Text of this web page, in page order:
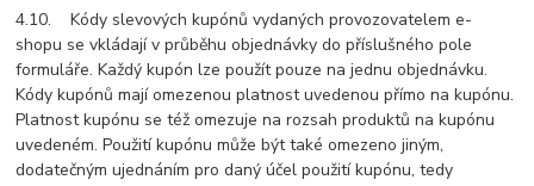
4.10. Kódy slevových kupónů vydaných provozovatelem e-
shopu se vkládají v průběhu objednávky do příslušného pole
formuláře. Každý kupón lze použít pouze na jednu objednávku.
Kódy kupónů mají omezenou platnost uvedenou přímo na kupónu.
Platnost kupónu se též omezuje na rozsah produktů na kupónu
uvedeném. Použití kupónu může být také omezeno jiným,
dodatečným ujednáním pro daný účel použití kupónu, tedy